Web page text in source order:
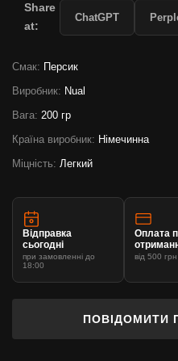
Смак: Персик
Виробник: Nual
Вага: 200 гр
Країна виробник: Німечинна
Міцність: Легкий
ПОВІДОМИТИ
Відправка
сьогодні
при замовленні до
18:00
Оплата
від 500 грн
Share
at:
ChatGPT